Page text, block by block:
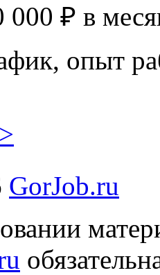
000 ₽ в
опыт
GorJob.ru